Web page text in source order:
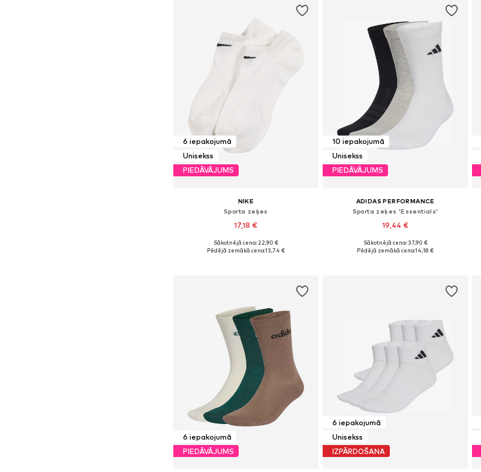
6 iepakojumā
Unisekss
PIEDĀVĀJUMS
NIKE
Sporta zeķes
17,18 €
Sākotnējā cena: 22,90 €
Pēdējā zemākā cena:13,74 €
10 iepakojumā
Unisekss
PIEDĀVĀJUMS
ADIDAS PERFORMANCE
Sporta zeķes 'Essentials'
19,44 €
Sākotnējā cena: 37,90 €
Pēdējā zemākā cena:14,18 €
6 iepakojumā
PIEDĀVĀJUMS
6 iepakojumā
Unisekss
IZPĀRDOŠANA